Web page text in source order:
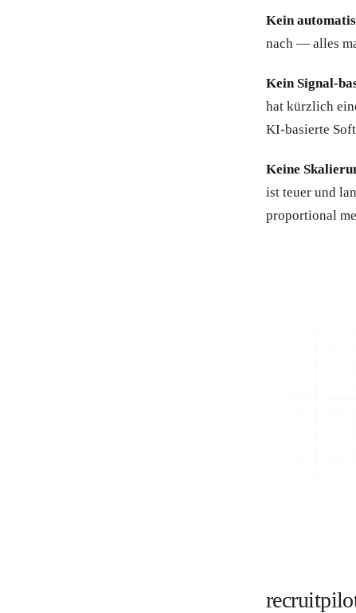
Kein
nach — alles
Kein Signal-
hat kürzlich
KI-basierte
Keine
ist teuer und
proportional